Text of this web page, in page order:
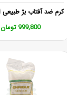
999,800تومان